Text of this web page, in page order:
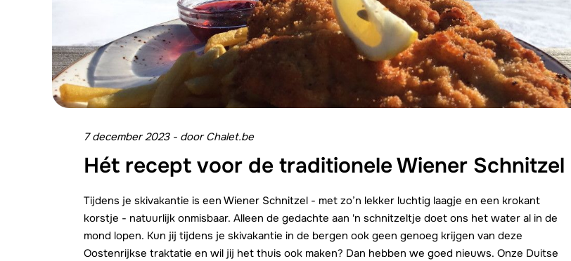
7 december 2023 - doorChalet.be
Hét recept voor de traditionele Wiener Schnitzel
Tijdens je skivakantie is een Wiener Schnitzel - met zo’n lekker luchtig laagje en een krokant
korstje - natuurlijk onmisbaar. Alleen de gedachte aan 'n schnitzeltje doet ons het water al in de
mond lopen. Kun jij tijdens je skivakantie in de bergen ook geen genoeg krijgen van deze
Oostenrijkse traktatie en wil jij het thuis ook maken? Dan hebben we goed nieuws. Onze Duitse